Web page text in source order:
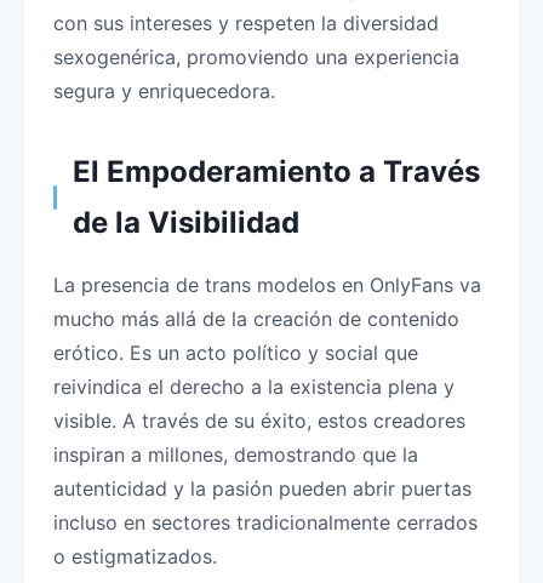
con sus intereses y respeten la diversidad
sexogenérica, promoviendo una experiencia
segura y enriquecedora.
El Empoderamiento a Través
de la Visibilidad
La presencia de trans modelos en OnlyFans va
mucho más allá de la creación de contenido
erótico. Es un acto político y social que
reivindica el derecho a la existencia plena y
visible. A través de su éxito, estos creadores
inspiran a millones, demostrando que la
autenticidad y la pasión pueden abrir puertas
incluso en sectores tradicionalmente cerrados
o estigmatizados.